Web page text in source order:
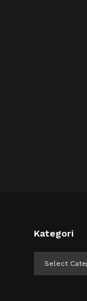
Kategori